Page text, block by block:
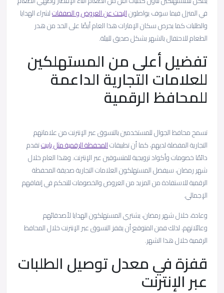
في المنزل فيما سوف يواصلونالبحث عن العروض و الصفقاتلشراء الهدايا
والطلبات كما يحرص سكان الإمارات هذا العام أيضًا على الحد من هدر
الطعام للاحتفال بالشهر بشكل صديق للبيئة.
تفضيل أعلى من المستهلكين
للعلامات التجارية الداعمة
للمحافظ الرقمية
تسمح محافظ الجوال للمستخدمين بالتسوق عبر الإنترنت من علاماتهم
التجارية المفضلة لديهم، كما أن تطبيقاتالمحفظة الرقمية مثل باييتتقدم
دائمًا خصومات وأكواد ترويجية للمتسوقين عبر الإنترنت. وهذا العام خلال
شهر رمضان، سيفضل المستهلكون العلامات التجارية صديقة المحفظة
الرقمية للاستفادة من المزيد من العروض والخصومات للتحكم في إنفاقهم
الإجمالي.
وعادة، خلال شهر رمضان، يشتري المستهلكون الهدايا لأصدقائهم
وعائلاتهم، لذلك فمن المتوقع أن يقفز التسوق عبر الإنترنت خلال المحافظ
الرقمية خلال هذا الشهر.
قفزة في معدل توصيل الطلبات
عبر الإنترنت